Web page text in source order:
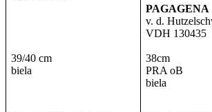
39/40 cm
biela
PAGAGENA
v. d.
VDH 130435
38cm
PRA oB
biela